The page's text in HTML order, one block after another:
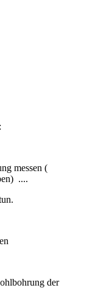
messen (
....
der